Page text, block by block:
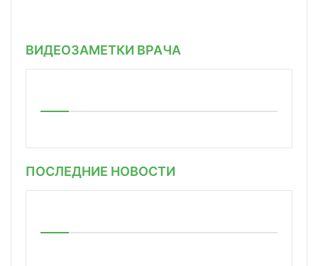
ВИДЕОЗАМЕТКИ ВРАЧА
ПОСЛЕДНИЕ НОВОСТИ